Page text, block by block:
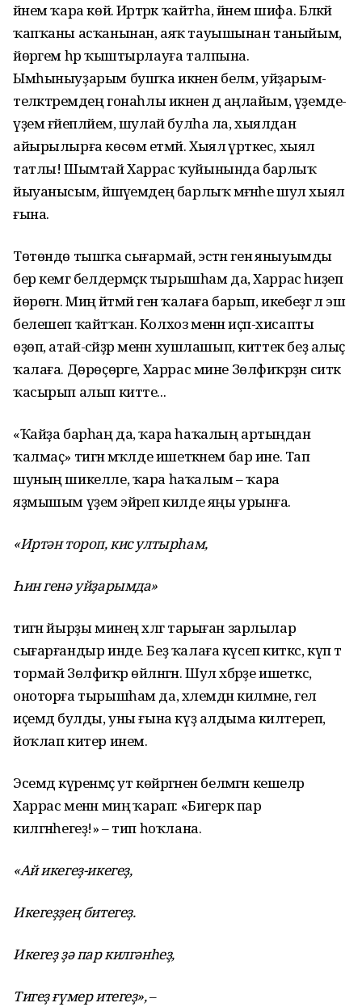
йәнем ҡара көйә. Иртәрәк ҡайтһа, йәнемә шифа. Бәләкәй
ҡапҡаны асҡанынан, аяҡ тауышынан таныйым,
йөрәгем һәр ҡыштырлауға талпына.
Ымһыныуҙарым бушҡа икәнен беләм, уйҙарым-
теләктәремдең гонаһлы икәнен дә аңлайым, үҙемде-
үҙем ғәйепләйем, шулай булһа ла, хыялдан
айырылырға көсөм етмәй. Хыял әүрәткес, хыял
татлы! Шымтай Харрас ҡуйынында барлыҡ
йыуанысым, йәшәүемдең барлыҡ мәғәнәһе шул хыял
ғына.
Төтөндө тышҡа сығармай, эстән генә яныуымды
бер кемгә белдермәҫкә тырышһам да, Харрас һиҙеп
йөрөгән. Миңә әйтмәй генә ҡалаға барып, икебеҙгә лә эш
белешеп ҡайтҡан. Колхоз менән иҫәп-хисапты
өҙөп, атай-әсәйҙәр менән хушлашып, киттек беҙ алыҫ
ҡалаға. Дөрөҫөрәге, Харрас мине Зөлфиҡәрҙән ситкә
ҡасырып алып китте...
«Ҡайҙа барһаң да, ҡара һаҡалың артыңдан
ҡалмаҫ» тигән мәҡәлде ишеткәнем бар ине. Тап
шуның шикелле, ҡара һаҡалым – ҡара
яҙмышым үҙемә эйәреп килде яңы урынға.
«Иртән тороп, кис ултырһам,
Һин генә уйҙарымда»
тигән йырҙы минең хәлгә тарыған зарлылар
сығарғандыр инде. Беҙ ҡалаға күсеп киткәс, күп тә
тормай Зөлфиҡәр өйләнгән. Шул хәбәрҙе ишеткәс,
оноторға тырышһам да, хәлемдән килмәне, гел
иҫемдә булды, уны ғына күҙ алдыма килтереп,
йоҡлап китер инем.
Эсемдә күренмәҫ ут көйрәгәнен белмәгән кешеләр
Харрас менән миңә ҡарап: «Бигерәк пар
килгәнһегеҙ!» – тип һоҡлана.
«Ай икегеҙ-икегеҙ,
Икегеҙҙең битегеҙ.
Икегеҙ ҙә пар килгәнһеҙ,
Тигеҙ ғүмер итегеҙ»,–